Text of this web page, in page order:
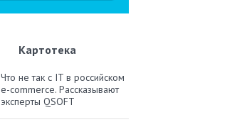
Картотека
Что не так с IT в российском
e-commerce. Рассказывают
эксперты QSOFT